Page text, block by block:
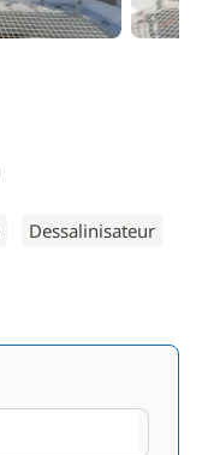
Dessalinisateur